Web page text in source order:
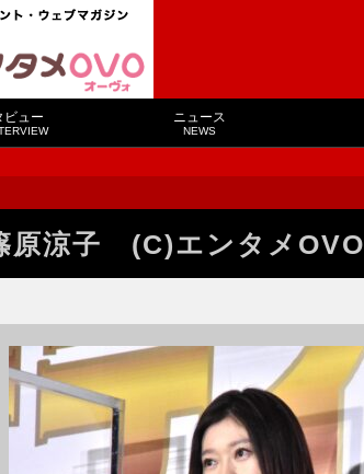
ビュー ニュース
NEWS
原涼子 (C)エンタメOVO